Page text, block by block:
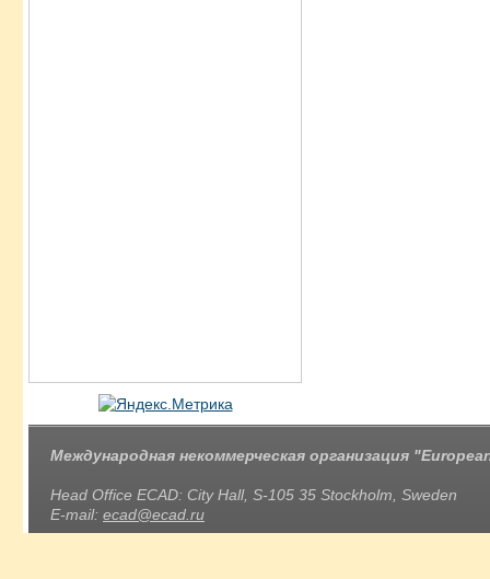
Международная некоммерческая организация
Head Office ECAD: City Hall, S-105 35 Stockholm, Sweden
E-mail: ecad@ecad.ru